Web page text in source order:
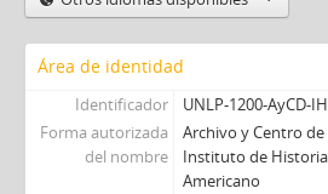
Área de identidad
Identificador
UNLP-1200-AyCD-
Forma autorizada
del nombre
Archivo y Centro
Instituto de
Americano